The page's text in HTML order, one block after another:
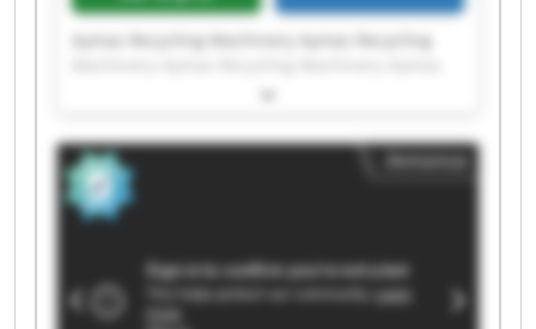
Aymas Recycling Machinery Aymas Recycling
Recycling Machinery Aymas Recycling Machinery
Machinery Aymas Recycling Machinery Aymas
Recycling Machinery Aymas Recycling Machinery
Aymas Recycling Machinery Aymas Recycling
Machinery Aymas Recycling Machinery Aymas
Aymas Recycling Machinery Aymas Recycling
Machinery Aymas Recycling Machinery Aymas
Recycling Machinery Aymas Recycling Machinery